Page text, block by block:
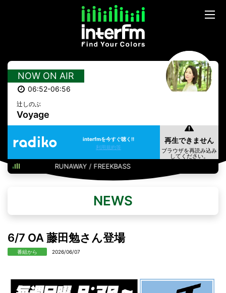
NOW ON AIR
06:52-06:56
辻しのぶ
Voyage
interfmを今すぐ聴く!!
利用規約等
RUNAWAY / FREEKBASS
NEWS
6/7 OA 藤田勉さん登場
番組から 2026/06/07